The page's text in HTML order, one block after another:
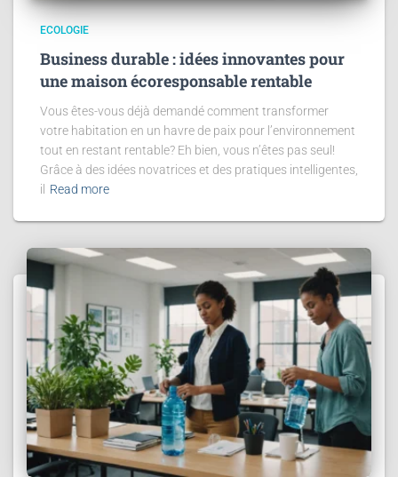
ECOLOGIE
Business durable : idées innovantes pour
une maison écoresponsable rentable
Vous êtes-vous déjà demandé comment transformer
votre habitation en un havre de paix pour l’environnement
tout en restant rentable? Eh bien, vous n’êtes pas seul!
Grâce à des idées novatrices et des pratiques intelligentes,
il
Read more